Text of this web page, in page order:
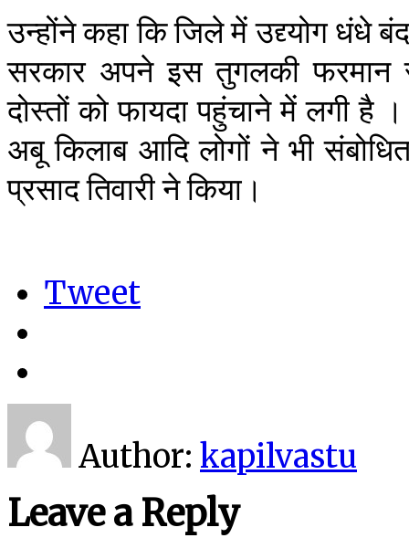
उन्होंने कहा कि जिले में उद्द्योग धंधे
सरकार अपने इस तुगलकी फरमान
दोस्तों को फायदा पहुंचाने में लगी है ।
अबू किलाब आदि लोगों ने भी
प्रसाद तिवारी ने किया।
Tweet
Author: kapilvastu
Leave a Reply